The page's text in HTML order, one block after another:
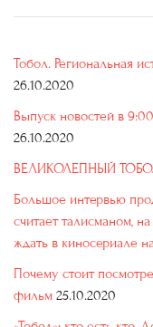
Тобол. Региональная
26.10.2020
Выпуск новостей в
26.10.2020
ВЕЛИКОЛЕПНЫЙ
Большое интервью
считает талисманом,
ждать в киносериале
Почему стоит
фильм 25.10.2020